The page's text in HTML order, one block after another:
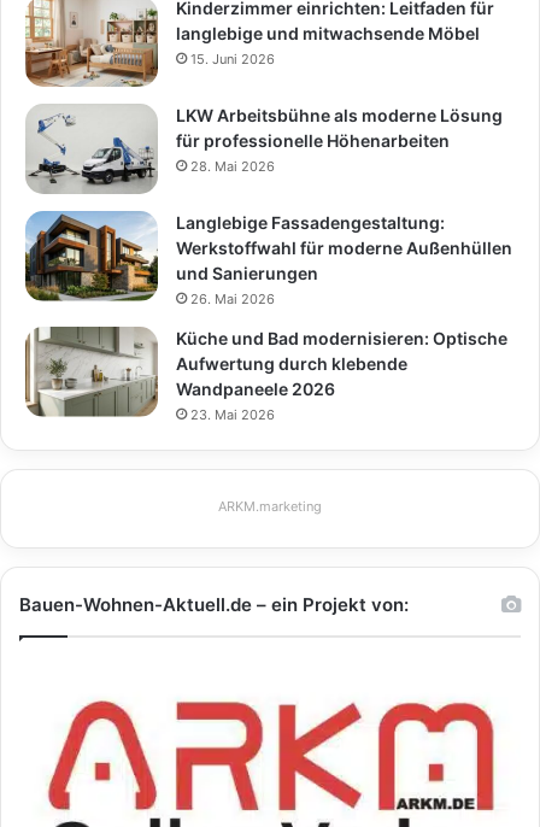
Kinderzimmer einrichten: Leitfaden für
langlebige und mitwachsende Möbel
15. Juni 2026
LKW Arbeitsbühne als moderne Lösung
für professionelle Höhenarbeiten
28. Mai 2026
Langlebige Fassadengestaltung:
Werkstoffwahl für moderne Außenhüllen
und Sanierungen
26. Mai 2026
Küche und Bad modernisieren: Optische
Aufwertung durch klebende
Wandpaneele 2026
23. Mai 2026
ARKM.marketing
Bauen-Wohnen-Aktuell.de – ein Projekt von: